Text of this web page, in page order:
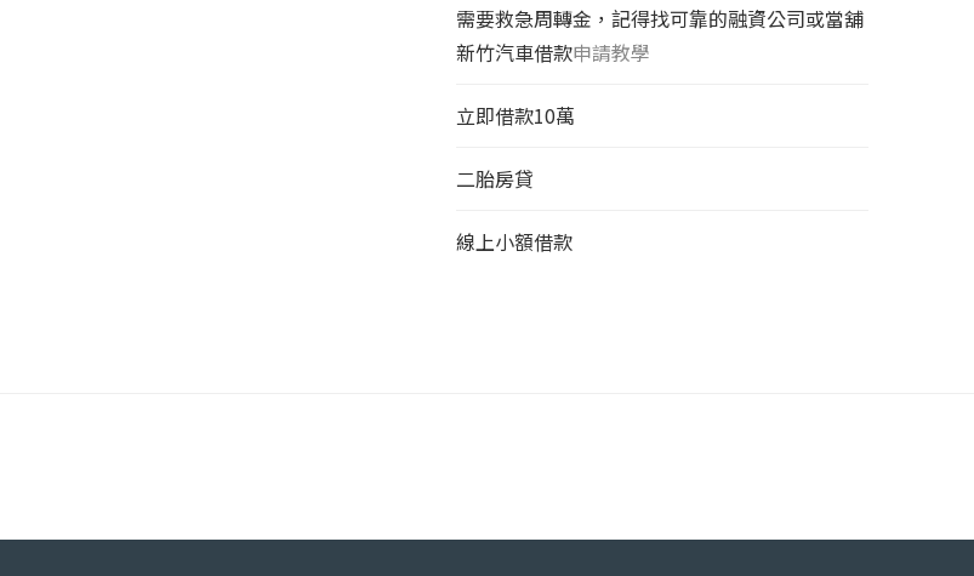
需要救急周轉金，記得找可靠的融資公司或當舖
新竹汽車借款申請教學
立即借款10萬
二胎房貸
線上小額借款